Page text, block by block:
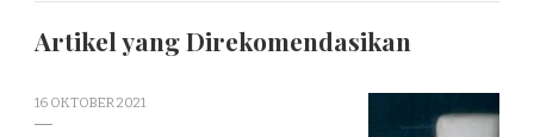
Artikel yang Direkomendasikan
16 OKTOBER 2021